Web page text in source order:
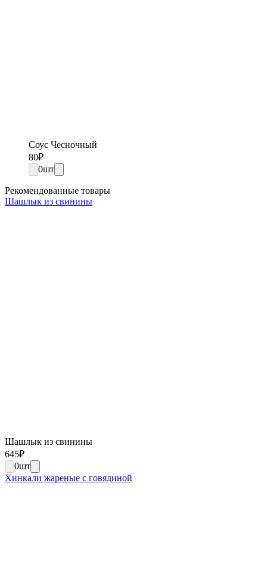
Соус Чесночный
80₽
0шт
Рекомендованные товары
Шашлык из свинины
Шашлык из свинины
645₽
0шт
Хинкали жареные с говядиной